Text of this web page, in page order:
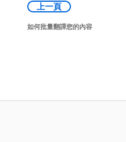
上一頁
如何批量翻譯您的內容